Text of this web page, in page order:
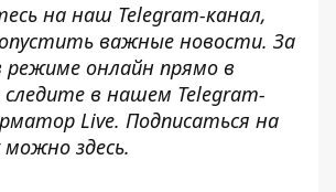
на наш Telegram-канал,
важные новости. За
онлайн прямо в
следите в нашем Telegram-
Live. Подписаться на
можно здесь.